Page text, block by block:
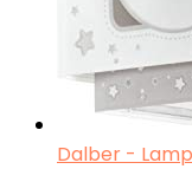
Dalber -